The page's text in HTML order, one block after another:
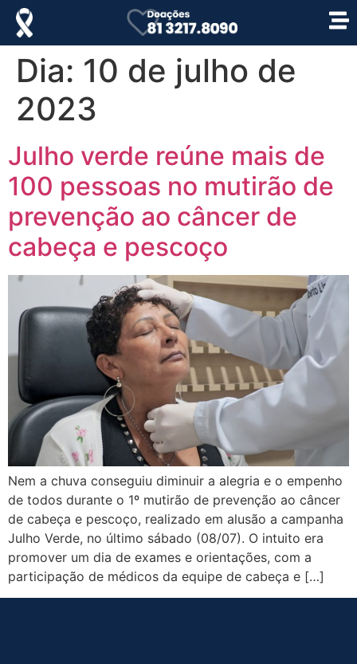
Dia: 10 de julho de
2023
Julho verde reúne mais de
100 pessoas no mutirão de
prevenção ao câncer de
cabeça e pescoço
Nem a chuva conseguiu diminuir a alegria e o empenho
de todos durante o 1º mutirão de prevenção ao câncer
de cabeça e pescoço, realizado em alusão a campanha
Julho Verde, no último sábado (08/07). O intuito era
promover um dia de exames e orientações, com a
participação de médicos da equipe de cabeça e […]